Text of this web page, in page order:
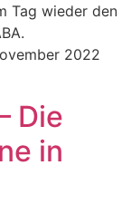
Tag wieder den
2022
Die
in